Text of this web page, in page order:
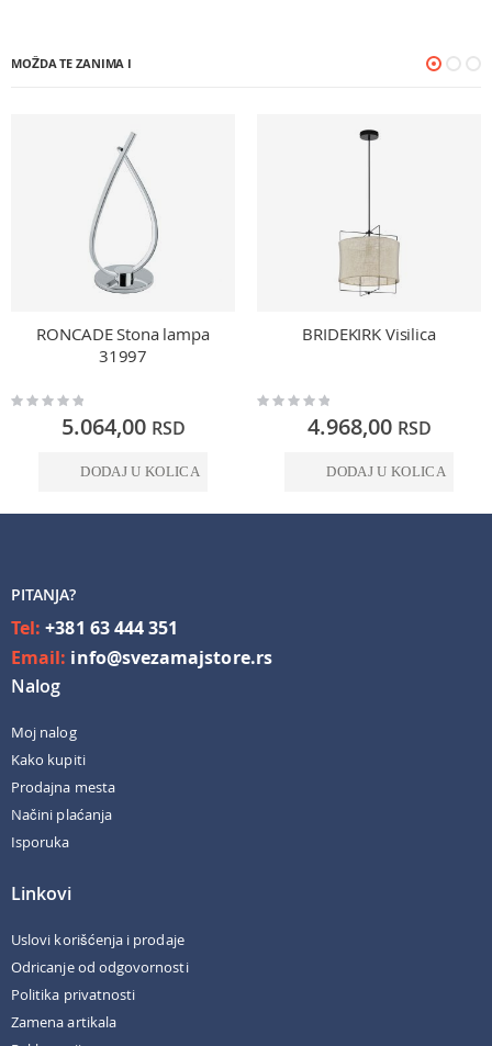
MOŽDA TE ZANIMA I
RONCADE Stona lampa
31997
Rating:
5.064,00 RSD
DODAJ U KOLICA
BRIDEKIRK Visilica
Rating:
4.968,00 RSD
DODAJ U KOLICA
PITANJA?
Tel:+381 63 444 351
Email: info@svezamajstore.rs
Nalog
Moj nalog
Kako kupiti
Prodajna mesta
Načini plaćanja
Isporuka
Linkovi
Uslovi korišćenja i prodaje
Odricanje od odgovornosti
Politika privatnosti
Zamena artikala